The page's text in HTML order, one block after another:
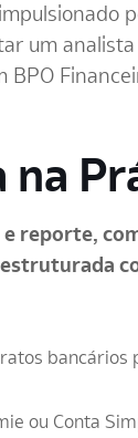
um
na
reporte,
bancários
ou Conta